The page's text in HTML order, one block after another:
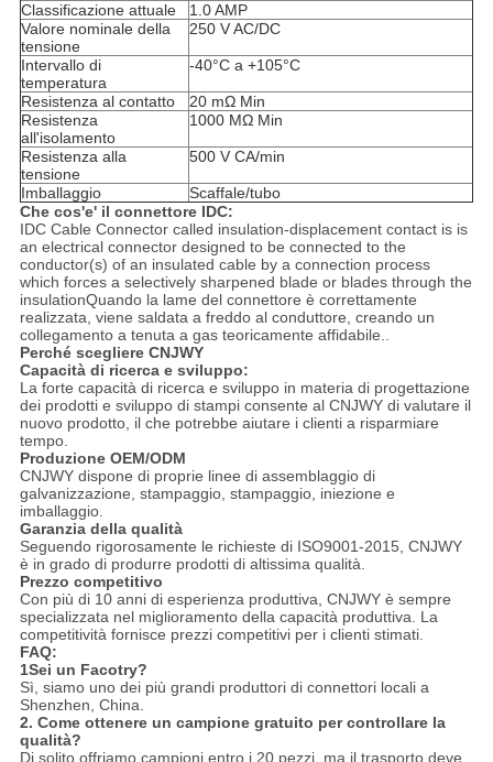
Classificazione attuale
1.0 AMP
Valore nominale della
tensione
250 V AC/DC
Intervallo di
temperatura
-40°C a +105°C
Resistenza al contatto
20 mΩ Min
Resistenza
all'isolamento
1000 MΩ Min
Resistenza alla
tensione
500 V CA/min
Imballaggio
Scaffale/tubo
Che cos'e' il connettore IDC:
IDC Cable Connector called insulation-displacement contact is is
an electrical connector designed to be connected to the
conductor(s) of an insulated cable by a connection process
which forces a selectively sharpened blade or blades through the
insulationQuando la lame del connettore è correttamente
realizzata, viene saldata a freddo al conduttore, creando un
collegamento a tenuta a gas teoricamente affidabile..
Perché scegliere CNJWY
Capacità di ricerca e sviluppo:
La forte capacità di ricerca e sviluppo in materia di progettazione
dei prodotti e sviluppo di stampi consente al CNJWY di valutare il
nuovo prodotto, il che potrebbe aiutare i clienti a risparmiare
tempo.
Produzione OEM/ODM
CNJWY dispone di proprie linee di assemblaggio di
galvanizzazione, stampaggio, stampaggio, iniezione e
imballaggio.
Garanzia della qualità
Seguendo rigorosamente le richieste di ISO9001-2015, CNJWY
è in grado di produrre prodotti di altissima qualità.
Prezzo competitivo
Con più di 10 anni di esperienza produttiva, CNJWY è sempre
specializzata nel miglioramento della capacità produttiva. La
competitività fornisce prezzi competitivi per i clienti stimati.
FAQ:
1Sei un Facotry?
Sì, siamo uno dei più grandi produttori di connettori locali a
Shenzhen, China.
2. Come ottenere un campione gratuito per controllare la
qualità?
Di solito offriamo campioni entro i 20 pezzi, ma il trasporto deve